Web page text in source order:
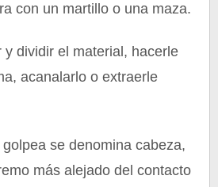
con un martillo o una maza.
y dividir el material, hacerle
acanalarlo o extraerle
se denomina cabeza,
más alejado del contacto